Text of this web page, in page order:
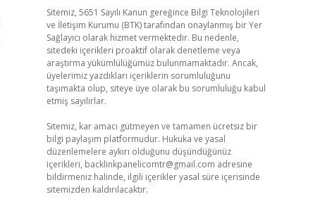
Sitemiz, 5651 Sayılı Kanun gereğince Bilgi Teknolojileri
ve İletişim Kurumu (BTK) tarafından onaylanmış bir Yer
Sağlayıcı olarak hizmet vermektedir. Bu nedenle,
sitedeki içerikleri proaktif olarak denetleme veya
araştırma yükümlülüğümüz bulunmamaktadır. Ancak,
üyelerimiz yazdıkları içeriklerin sorumluluğunu
taşımakta olup, siteye üye olarak bu sorumluluğu kabul
etmiş sayılırlar.
Sitemiz, kar amacı gütmeyen ve tamamen ücretsiz bir
bilgi paylaşım platformudur. Hukuka ve yasal
düzenlemelere aykırı olduğunu düşündüğünüz
içerikleri, backlinkpanelicomtr@gmail.com adresine
bildirmeniz halinde, ilgili içerikler yasal süre içerisinde
sitemizden kaldırılacaktır.